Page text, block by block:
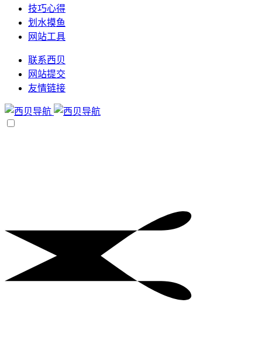
技巧心得
划水摸鱼
网站工具
联系西贝
网站提交
友情链接